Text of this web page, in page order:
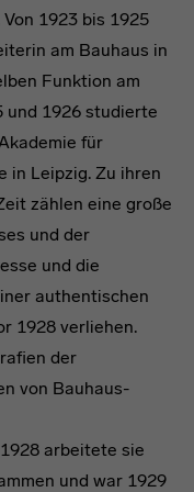
1923 bis 1925
am Bauhaus in
Funktion am
und 1926 studierte
für
in Leipzig. Zu ihren
zählen eine große
und der
und die
authentischen
1928 verliehen.
der
von Bauhaus-
arbeitete sie
und war 1929